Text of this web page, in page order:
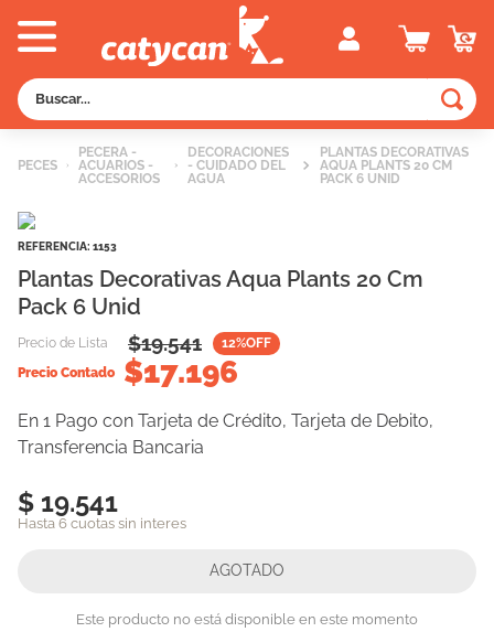
Buscar...
PECES
PECERA -
ACUARIOS -
ACCESORIOS
DECORACIONES
- CUIDADO DEL
AGUA
PLANTAS DECORATIVAS
AQUA PLANTS 20 CM
PACK 6 UNID
REFERENCIA: 1153
Plantas Decorativas Aqua Plants 20 Cm
Pack 6 Unid
Precio de Lista $19.541 12%OFF
Precio Contado
$17.196
En 1 Pago con Tarjeta de Crédito, Tarjeta de Debito,
Transferencia Bancaria
$ 19.541
Hasta 6 cuotas sin interes
Este producto no está disponible en este momento
1.
old prince
4.
piedras
6.
perros
8 .
fawna
10 . vital can